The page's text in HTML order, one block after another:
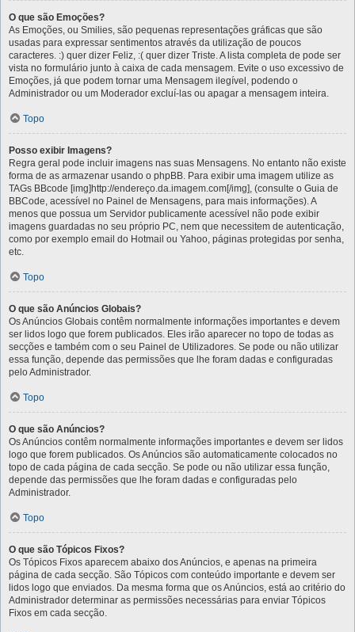
O que são Emoções?
As Emoções, ou Smilies, são pequenas representações gráficas que são
usadas para expressar sentimentos através da utilização de poucos
caracteres. :) quer dizer Feliz, :( quer dizer Triste. A lista completa de pode ser
vista no formulário junto à caixa de cada mensagem. Evite o uso excessivo de
Emoções, já que podem tornar uma Mensagem ilegível, podendo o
Administrador ou um Moderador excluí-las ou apagar a mensagem inteira.
Topo
Posso exibir Imagens?
Regra geral pode incluir imagens nas suas Mensagens. No entanto não existe
forma de as armazenar usando o phpBB. Para exibir uma imagem utilize as
TAGs BBcode [img]http://endereço.da.imagem.com[/img], (consulte o Guia de
BBCode, acessível no Painel de Mensagens, para mais informações). A
menos que possua um Servidor publicamente acessível não pode exibir
imagens guardadas no seu próprio PC, nem que necessitem de autenticação,
como por exemplo email do Hotmail ou Yahoo, páginas protegidas por senha,
etc.
Topo
O que são Anúncios Globais?
Os Anúncios Globais contêm normalmente informações importantes e devem
ser lidos logo que forem publicados. Eles irão aparecer no topo de todas as
secções e também com o seu Painel de Utilizadores. Se pode ou não utilizar
essa função, depende das permissões que lhe foram dadas e configuradas
pelo Administrador.
Topo
O que são Anúncios?
Os Anúncios contêm normalmente informações importantes e devem ser lidos
logo que forem publicados. Os Anúncios são automaticamente colocados no
topo de cada página de cada secção. Se pode ou não utilizar essa função,
depende das permissões que lhe foram dadas e configuradas pelo
Administrador.
Topo
O que são Tópicos Fixos?
Os Tópicos Fixos aparecem abaixo dos Anúncios, e apenas na primeira
página de cada secção. São Tópicos com conteúdo importante e devem ser
lidos logo que enviados. Da mesma forma que os Anúncios, está ao critério do
Administrador determinar as permissões necessárias para enviar Tópicos
Fixos em cada secção.